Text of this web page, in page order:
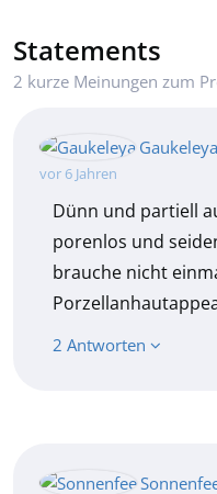
Statements
2 kurze Meinungen zum
Gaukeleya
vor 6 Jahren
Dünn und partiell
porenlos und
brauche nicht
2 Antworten